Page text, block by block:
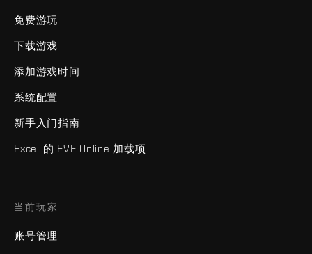
免费游玩
下载游戏
添加游戏时间
系统配置
新手入门指南
Excel 的 EVE Online 加载项
当前玩家
账号管理